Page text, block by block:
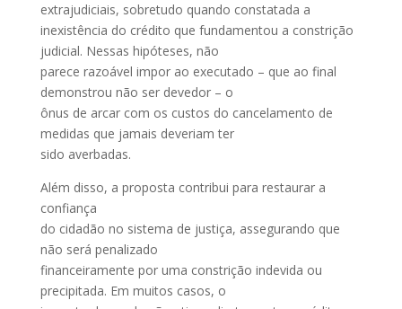
extrajudiciais, sobretudo quando constatada a
inexistência do crédito que fundamentou a constrição
judicial. Nessas hipóteses, não
parece razoável impor ao executado – que ao final
demonstrou não ser devedor – o
ônus de arcar com os custos do cancelamento de
medidas que jamais deveriam ter
sido averbadas.
Além disso, a proposta contribui para restaurar a
confiança
do cidadão no sistema de justiça, assegurando que
não será penalizado
financeiramente por uma constrição indevida ou
precipitada. Em muitos casos, o